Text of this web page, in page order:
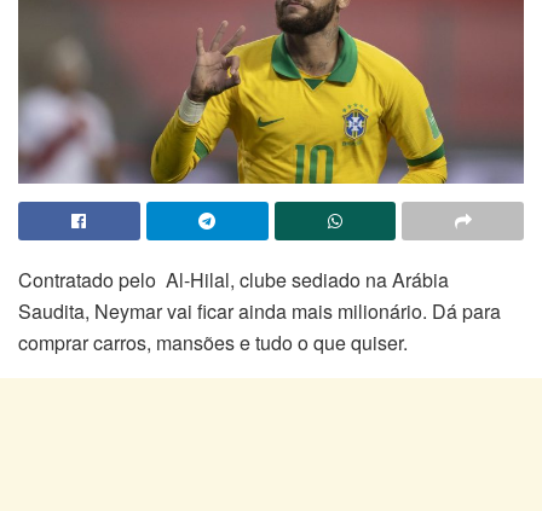
Contratado pelo Al-Hilal, clube sediado na Arábia
Saudita, Neymar vai ficar ainda mais milionário. Dá para
comprar carros, mansões e tudo o que quiser.